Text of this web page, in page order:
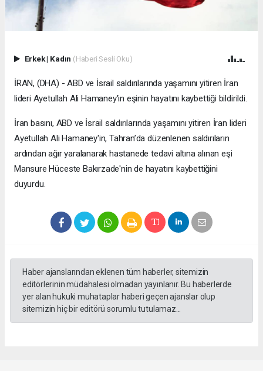
Erkek| Kadın (Haberi Sesli Oku)
İRAN, (DHA) - ABD ve İsrail saldırılarında yaşamını yitiren İran
lideri Ayetullah Ali Hamaney'in eşinin hayatını kaybettiği bildirildi.
İran basını, ABD ve İsrail saldırılarında yaşamını yitiren İran lideri
Ayetullah Ali Hamaney'in, Tahran’da düzenlenen saldırıların
ardından ağır yaralanarak hastanede tedavi altına alınan eşi
Mansure Hüceste Bakırzade'nin de hayatını kaybettiğini
duyurdu.
Haber ajanslarından eklenen tüm haberler, sitemizin
editörlerinin müdahalesi olmadan yayınlanır. Bu haberlerde
yer alan hukuki muhataplar haberi geçen ajanslar olup
sitemizin hiç bir editörü sorumlu tutulamaz...